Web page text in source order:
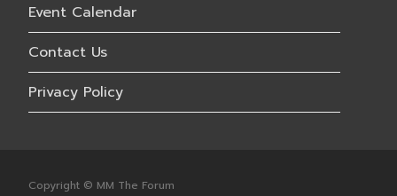
Event Calendar
Contact Us
Privacy Policy
Copyright © MM The Forum